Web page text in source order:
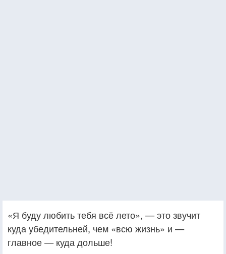
«Я буду любить тебя всё лето», — это звучит
куда убедительней, чем «всю жизнь» и —
главное — куда дольше!